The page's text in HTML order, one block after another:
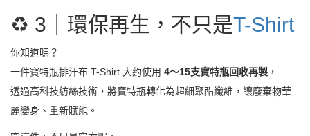
♻ ️ 3｜環保再生，不只是T-Shirt
你知道嗎？
一件寶特瓶排汗布 T-Shirt 大約使用 4～15支寶特瓶回收再製 ，
透過高科技紡絲技術，將寶特瓶轉化為超細聚酯纖維，讓廢棄物華
麗變身、重新賦能。